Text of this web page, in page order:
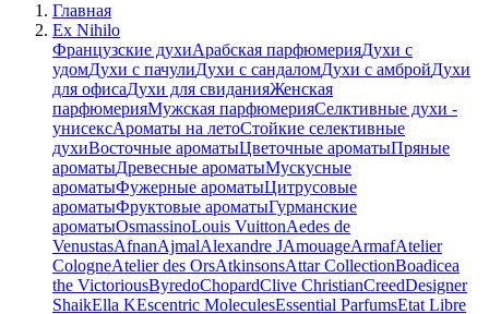
Главная
Ex Nihilo
Французские духиАрабская парфюмерияДухи с
удомДухи с пачулиДухи с сандаломДухи с амбройДухи
для офисаДухи для свиданияЖенская
парфюмерияМужская парфюмерияСелктивные духи -
унисексАроматы на летоСтойкие селективные
духиВосточные ароматыЦветочные ароматыПряные
ароматыДревесные ароматыМускусные
ароматыФужерные ароматыЦитрусовые
ароматыФруктовые ароматыГурманские
ароматыOsmassinoLouis VuittonAedes de
VenustasAfnanAjmalAlexandre JAmouageArmafAtelier
CologneAtelier des OrsAtkinsonsAttar CollectionBoadicea
the VictoriousByredoChopardClive ChristianCreedDesigner
ShaikElla KEscentric MoleculesEssential ParfumsEtat Libre